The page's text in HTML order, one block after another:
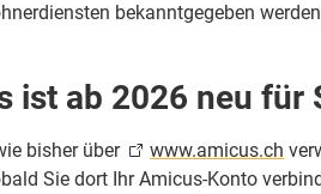
bekanntgegeben
ist ab 2026 neu für
bisher über www.amicus.ch
Sie dort Ihr Amicus-Konto